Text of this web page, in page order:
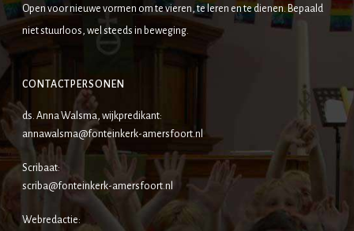
Open voor nieuwe vormen om te vieren, te leren en te dienen. Bepaald
niet stuurloos, wel steeds in beweging.
CONTACTPERSONEN
ds. Anna Walsma, wijkpredikant:
annawalsma@fonteinkerk-amersfoort.nl
Scribaat:
scriba@fonteinkerk-amersfoort.nl
Webredactie: